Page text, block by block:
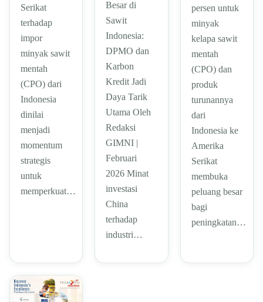
Serikat
terhadap
impor
minyak sawit
mentah
(CPO) dari
Indonesia
dinilai
menjadi
momentum
strategis
untuk
memperkuat…
Besar di
Sawit
Indonesia:
DPMO dan
Karbon
Kredit Jadi
Daya Tarik
Utama Oleh
Redaksi
GIMNI |
Februari
2026 Minat
investasi
China
terhadap
industri…
persen untuk
minyak
kelapa sawit
mentah
(CPO) dan
produk
turunannya
dari
Indonesia ke
Amerika
Serikat
membuka
peluang besar
bagi
peningkatan…